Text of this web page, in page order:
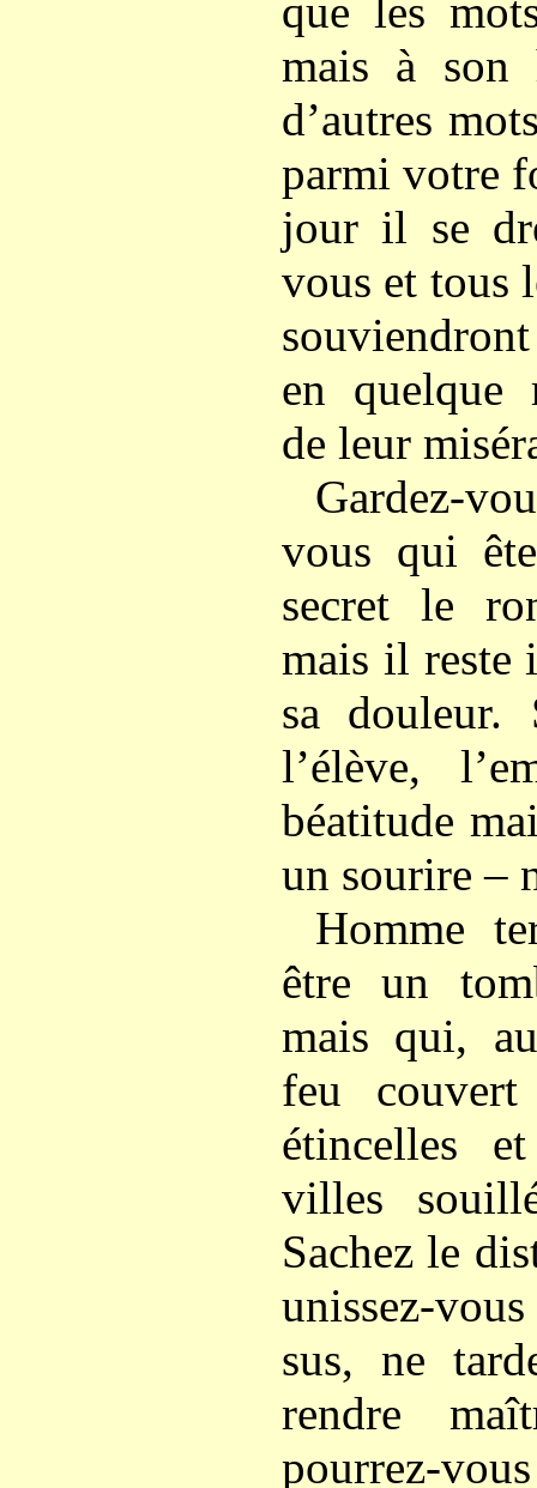
que les
mais à son
d’autres
parmi votre
jour il se
vous et tous
en quelque
de leur
Gardez-
vous qui
secret le
mais il reste
sa douleur.
l’élève,
béatitude
un sourire –
Homme
être un
mais qui,
feu
étincelles
villes
Sachez le
unissez-
sus, ne
rendre
pourrez-